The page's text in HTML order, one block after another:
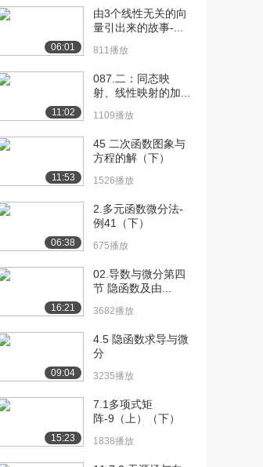
[10] 020.导数的概念
播放
14:52
022.微分（上） 13:14
022.微分（下）
播放
[13] 023.导数与微分的运
1358播放
[14] 023.导数与微分的运
771播放
[15] 023.导数与微分的运
播放
[16] 024.导数与微分的运
法则2（上...
播放
[17] 024.导数与微分的运
法则2（中...
播放
06:01
由3个线性无关的向
量引出来的故事-...
811播放
11:02
087.二：同态映
射、线性映射的加...
1109播放
11:53
45 二次函数图象与
方程的解（下）
1526播放
06:38
2.多元函数微分法-
例41（下）
675播放
16:21
02.导数与微分第四
节 隐函数及由...
3682播放
09:04
4.5 隐函数求导与微
分
3235播放
15:23
7.1多项式矩
阵-9（上）（下）
1838播放